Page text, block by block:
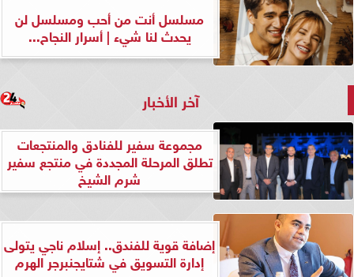
مسلسل أنت من أحب ومسلسل لن
يحدث لنا شيء | أسرار النجاح...
آخر الأخبار
مجموعة سفير للفنادق والمنتجعات
تطلق المرحلة المجددة في منتجع سفير
شرم الشيخ
إضافة قوية للفندق.. إسلام ناجي يتولى
إدارة التسويق في شتايجنبرجر الهرم